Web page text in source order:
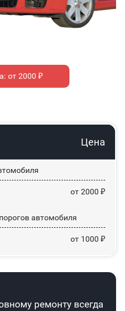
от 2000 ₽
Цена
от 2000 ₽
автомобиля
от 1000 ₽
ремонту всегда